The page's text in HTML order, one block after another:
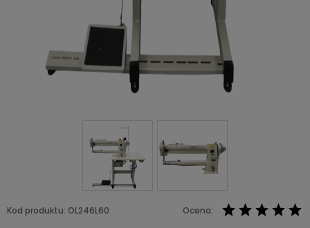
Ocena:
Kod produktu: OL246L60